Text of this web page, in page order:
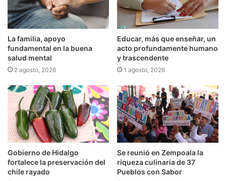
La familia, apoyo
fundamental en la buena
salud mental
2 agosto, 2026
Educar, más que enseñar, un
acto profundamente humano
y trascendente
1 agosto, 2026
Gobierno de Hidalgo
fortalece la preservación del
chile rayado
Se reunió en Zempoala la
riqueza culinaria de 37
Pueblos con Sabor